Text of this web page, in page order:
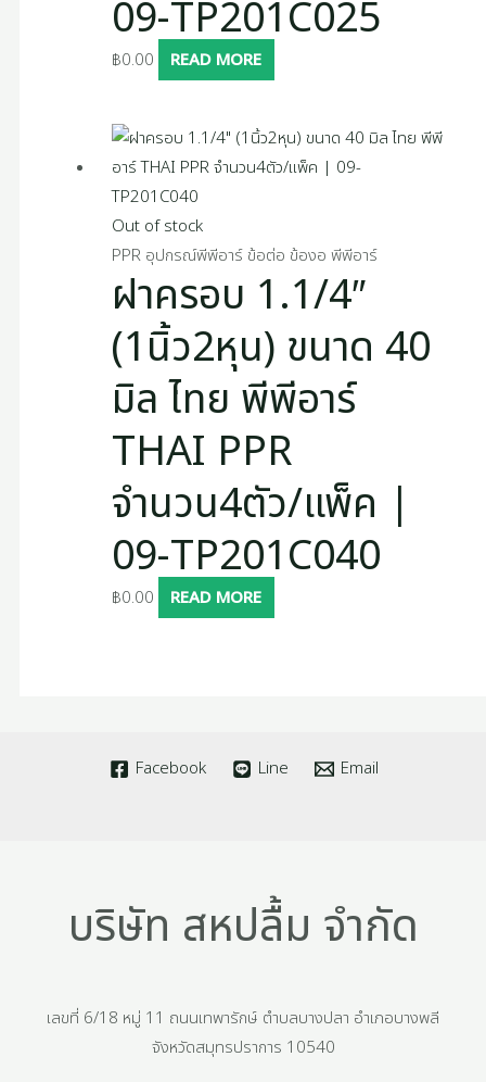
09-TP201C025
฿0.00 READ MORE
Out of stock
PPR อุปกรณ์พีพีอาร์ ข้อต่อ ข้องอ พีพีอาร์
ฝาครอบ 1.1/4″
(1นิ้ว2หุน) ขนาด 40
มิล ไทย พีพีอาร์
THAI PPR
จำนวน4ตัว/แพ็ค |
09-TP201C040
฿0.00 READ MORE
Facebook Line Email
บริษัท สหปลื้ม จำกัด
เลขที่ 6/18 หมู่ 11 ถนนเทพารักษ์ ตำบลบางปลา อำเภอบางพลี
จังหวัดสมุทรปราการ 10540